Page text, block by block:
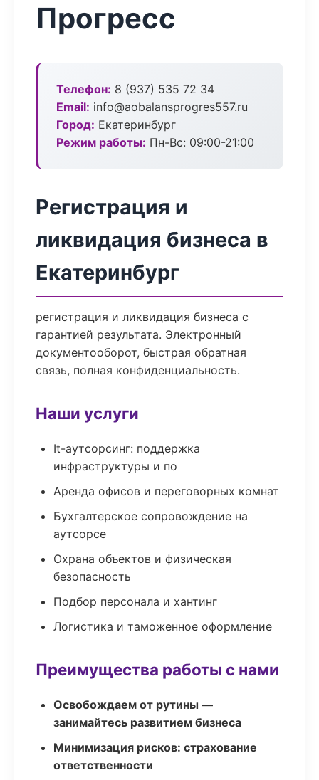
Прогресс
Телефон: 8 (937) 535 72 34
Email: info@aobalansprogres557.ru
Город: Екатеринбург
Режим работы: Пн-Вс: 09:00-21:00
Регистрация и
ликвидация бизнеса в
Екатеринбург
регистрация и ликвидация бизнеса с
гарантией результата. Электронный
документооборот, быстрая обратная
связь, полная конфиденциальность.
Наши услуги
It-аутсорсинг: поддержка
инфраструктуры и по
Аренда офисов и переговорных комнат
Бухгалтерское сопровождение на
аутсорсе
Охрана объектов и физическая
безопасность
Подбор персонала и хантинг
Логистика и таможенное оформление
Преимущества работы с нами
Освобождаем от рутины —
занимайтесь развитием бизнеса
Минимизация рисков: страхование
ответственности